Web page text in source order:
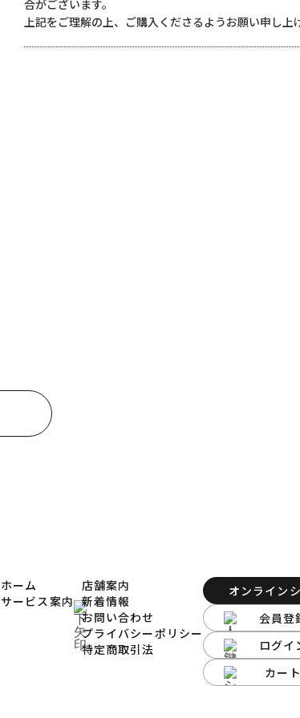
合がございます。
上記をご理解の上、ご購入くださるようお願い申し上
ホーム
サービス案内
店舗案内
新着情報
お問い合わせ
プライバシーポリシー
特定商取引法
オンライン
会員登
ログイ
カート